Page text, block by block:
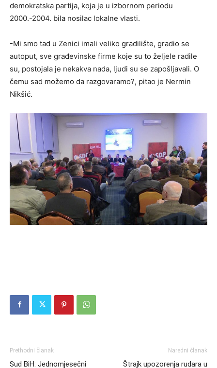
demokratska partija, koja je u izbornom periodu
2000.-2004. bila nosilac lokalne vlasti.
-Mi smo tad u Zenici imali veliko gradilište, gradio se
autoput, sve građevinske firme koje su to željele radile
su, postojala je nekakva nada, ljudi su se zapošljavali. O
čemu sad možemo da razgovaramo?, pitao je Nermin
Nikšić.
Prethodni članak
Sud BiH: Jednomjesečni
Naredni članak
Štrajk upozorenja rudara u